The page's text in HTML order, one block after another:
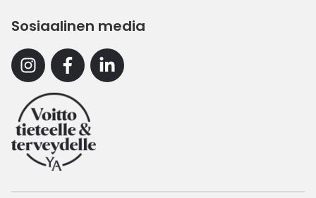
Sosiaalinen media
InstagramFacebookLinkedin